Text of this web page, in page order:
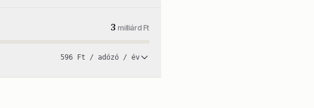
3milliárd Ft
596 Ft / adózó / év